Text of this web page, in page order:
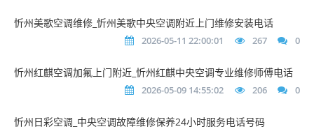
忻州美歌空调维修_忻州美歌中央空调附近上门维修安装电话
2026-05-11 22:00:01 267 0
忻州红麒空调加氟上门附近_忻州红麒中央空调专业维修师傅电话
2026-05-09 14:55:02 206 0
忻州日彩空调_中央空调故障维修保养24小时服务电话号码